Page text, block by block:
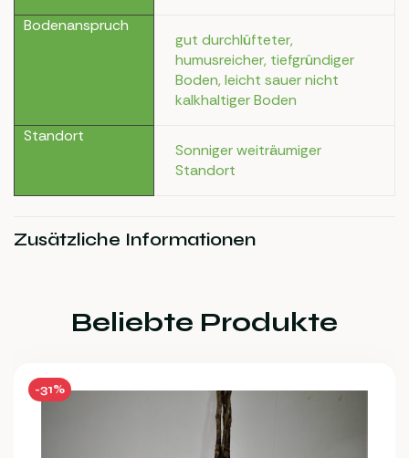
Bodenanspruch
gut durchlüfteter,
humusreicher, tiefgründiger
Boden, leicht sauer nicht
kalkhaltiger Boden
Standort
Sonniger weiträumiger
Standort
Zusätzliche Informationen
Beliebte Produkte
-31%